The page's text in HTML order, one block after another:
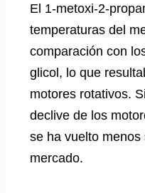
El 1-metoxi-2-
temperaturas del
comparación con
glicol, lo que
motores rotativos.
declive de los
se ha vuelto
mercado.